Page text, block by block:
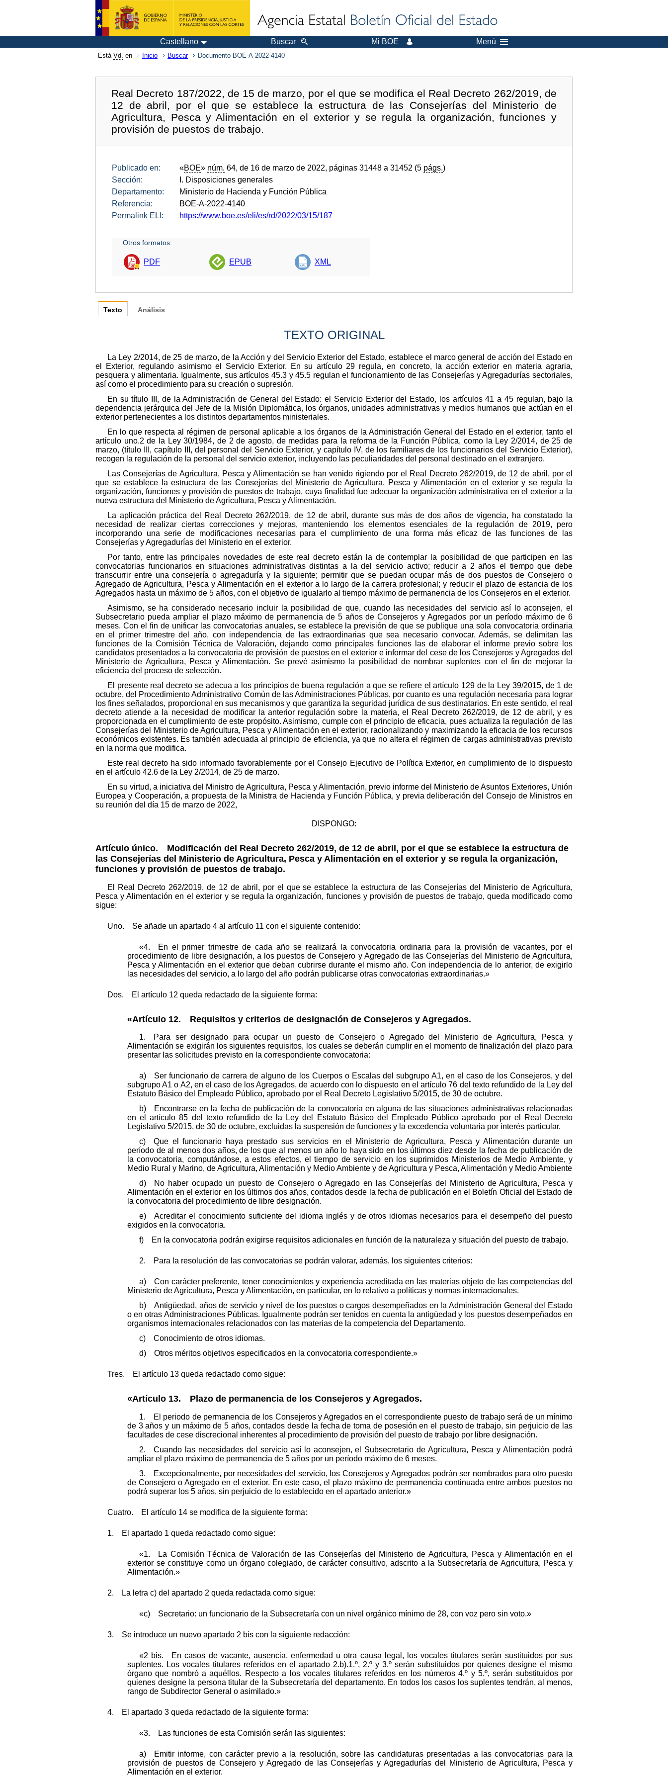
Castellano Buscar Mi BOE Menú
Está Vd. en Inicio Buscar Documento BOE-A-2022-4140
Real Decreto 187/2022, de 15 de marzo, por el que se modifica el Real Decreto 262/2019, de
12 de abril, por el que se establece la estructura de las Consejerías del Ministerio de
Agricultura, Pesca y Alimentación en el exterior y se regula la organización, funciones y
provisión de puestos de trabajo.
Publicado en: «BOE» núm. 64, de 16 de marzo de 2022, páginas 31448 a 31452 (5 págs.)
Sección:
I. Disposiciones generales
Departamento:
Ministerio de Hacienda y Función Pública
Referencia:
BOE-A-2022-4140
Permalink ELI:
https://www.boe.es/eli/es/rd/2022/03/15/187
Otros formatos:
PDF EPUB XML
Texto
TEXTO ORIGINAL
La Ley 2/2014, de 25 de marzo, de la Acción y del Servicio Exterior del Estado, establece el marco general de acción del Estado en
el Exterior, regulando asimismo el Servicio Exterior. En su artículo 29 regula, en concreto, la acción exterior en materia agraria,
pesquera y alimentaria. Igualmente, sus artículos 45.3 y 45.5 regulan el funcionamiento de las Consejerías y Agregadurías sectoriales,
así como el procedimiento para su creación o supresión.
En su título III, de la Administración de General del Estado: el Servicio Exterior del Estado, los artículos 41 a 45 regulan, bajo la
dependencia jerárquica del Jefe de la Misión Diplomática, los órganos, unidades administrativas y medios humanos que actúan en el
exterior pertenecientes a los distintos departamentos ministeriales.
En lo que respecta al régimen de personal aplicable a los órganos de la Administración General del Estado en el exterior, tanto el
artículo uno.2 de la Ley 30/1984, de 2 de agosto, de medidas para la reforma de la Función Pública, como la Ley 2/2014, de 25 de
marzo, (título III, capítulo III, del personal del Servicio Exterior, y capítulo IV, de los familiares de los funcionarios del Servicio Exterior),
recogen la regulación de la personal del servicio exterior, incluyendo las peculiaridades del personal destinado en el extranjero.
Las Consejerías de Agricultura, Pesca y Alimentación se han venido rigiendo por el Real Decreto 262/2019, de 12 de abril, por el
que se establece la estructura de las Consejerías del Ministerio de Agricultura, Pesca y Alimentación en el exterior y se regula la
organización, funciones y provisión de puestos de trabajo, cuya finalidad fue adecuar la organización administrativa en el exterior a la
nueva estructura del Ministerio de Agricultura, Pesca y Alimentación.
La aplicación práctica del Real Decreto 262/2019, de 12 de abril, durante sus más de dos años de vigencia, ha constatado la
necesidad de realizar ciertas correcciones y mejoras, manteniendo los elementos esenciales de la regulación de 2019, pero
incorporando una serie de modificaciones necesarias para el cumplimiento de una forma más eficaz de las funciones de las
Consejerías y Agregadurías del Ministerio en el exterior.
Por tanto, entre las principales novedades de este real decreto están la de contemplar la posibilidad de que participen en las
convocatorias funcionarios en situaciones administrativas distintas a la del servicio activo; reducir a 2 años el tiempo que debe
transcurrir entre una consejería o agregaduría y la siguiente; permitir que se puedan ocupar más de dos puestos de Consejero o
Agregado de Agricultura, Pesca y Alimentación en el exterior a lo largo de la carrera profesional; y reducir el plazo de estancia de los
Agregados hasta un máximo de 5 años, con el objetivo de igualarlo al tiempo máximo de permanencia de los Consejeros en el exterior.
Asimismo, se ha considerado necesario incluir la posibilidad de que, cuando las necesidades del servicio así lo aconsejen, el
Subsecretario pueda ampliar el plazo máximo de permanencia de 5 años de Consejeros y Agregados por un período máximo de 6
meses. Con el fin de unificar las convocatorias anuales, se establece la previsión de que se publique una sola convocatoria ordinaria
en el primer trimestre del año, con independencia de las extraordinarias que sea necesario convocar. Además, se delimitan las
funciones de la Comisión Técnica de Valoración, dejando como principales funciones las de elaborar el informe previo sobre los
candidatos presentados a la convocatoria de provisión de puestos en el exterior e informar del cese de los Consejeros y Agregados del
Ministerio de Agricultura, Pesca y Alimentación. Se prevé asimismo la posibilidad de nombrar suplentes con el fin de mejorar la
eficiencia del proceso de selección.
El presente real decreto se adecua a los principios de buena regulación a que se refiere el artículo 129 de la Ley 39/2015, de 1 de
octubre, del Procedimiento Administrativo Común de las Administraciones Públicas, por cuanto es una regulación necesaria para lograr
los fines señalados, proporcional en sus mecanismos y que garantiza la seguridad jurídica de sus destinatarios. En este sentido, el real
decreto atiende a la necesidad de modificar la anterior regulación sobre la materia, el Real Decreto 262/2019, de 12 de abril, y es
proporcionada en el cumplimiento de este propósito. Asimismo, cumple con el principio de eficacia, pues actualiza la regulación de las
Consejerías del Ministerio de Agricultura, Pesca y Alimentación en el exterior, racionalizando y maximizando la eficacia de los recursos
económicos existentes. Es también adecuada al principio de eficiencia, ya que no altera el régimen de cargas administrativas previsto
en la norma que modifica.
Este real decreto ha sido informado favorablemente por el Consejo Ejecutivo de Política Exterior, en cumplimiento de lo dispuesto
en el artículo 42.6 de la Ley 2/2014, de 25 de marzo.
En su virtud, a iniciativa del Ministro de Agricultura, Pesca y Alimentación, previo informe del Ministerio de Asuntos Exteriores, Unión
Europea y Cooperación, a propuesta de la Ministra de Hacienda y Función Pública, y previa deliberación del Consejo de Ministros en
su reunión del día 15 de marzo de 2022,
DISPONGO:
Artículo único. Modificación del Real Decreto 262/2019, de 12 de abril, por el que se establece la estructura de
las Consejerías del Ministerio de Agricultura, Pesca y Alimentación en el exterior y se regula la organización,
funciones y provisión de puestos de trabajo.
El Real Decreto 262/2019, de 12 de abril, por el que se establece la estructura de las Consejerías del Ministerio de Agricultura,
Pesca y Alimentación en el exterior y se regula la organización, funciones y provisión de puestos de trabajo, queda modificado como
sigue:
Uno. Se añade un apartado 4 al artículo 11 con el siguiente contenido:
«4. En el primer trimestre de cada año se realizará la convocatoria ordinaria para la provisión de vacantes, por el
procedimiento de libre designación, a los puestos de Consejero y Agregado de las Consejerías del Ministerio de Agricultura,
Pesca y Alimentación en el exterior que deban cubrirse durante el mismo año. Con independencia de lo anterior, de exigirlo
las necesidades del servicio, a lo largo del año podrán publicarse otras convocatorias extraordinarias.»
Dos. El artículo 12 queda redactado de la siguiente forma:
«Artículo 12. Requisitos y criterios de designación de Consejeros y Agregados.
1. Para ser designado para ocupar un puesto de Consejero o Agregado del Ministerio de Agricultura, Pesca y
Alimentación se exigirán los siguientes requisitos, los cuales se deberán cumplir en el momento de finalización del plazo para
presentar las solicitudes previsto en la correspondiente convocatoria:
a) Ser funcionario de carrera de alguno de los Cuerpos o Escalas del subgrupo A1, en el caso de los Consejeros, y del
subgrupo A1 o A2, en el caso de los Agregados, de acuerdo con lo dispuesto en el artículo 76 del texto refundido de la Ley del
Estatuto Básico del Empleado Público, aprobado por el Real Decreto Legislativo 5/2015, de 30 de octubre.
b) Encontrarse en la fecha de publicación de la convocatoria en alguna de las situaciones administrativas relacionadas
en el artículo 85 del texto refundido de la Ley del Estatuto Básico del Empleado Público aprobado por el Real Decreto
Legislativo 5/2015, de 30 de octubre, excluidas la suspensión de funciones y la excedencia voluntaria por interés particular.
c) Que el funcionario haya prestado sus servicios en el Ministerio de Agricultura, Pesca y Alimentación durante un
período de al menos dos años, de los que al menos un año lo haya sido en los últimos diez desde la fecha de publicación de
la convocatoria, computándose, a estos efectos, el tiempo de servicio en los suprimidos Ministerios de Medio Ambiente, y
Medio Rural y Marino, de Agricultura, Alimentación y Medio Ambiente y de Agricultura y Pesca, Alimentación y Medio Ambiente
d) No haber ocupado un puesto de Consejero o Agregado en las Consejerías del Ministerio de Agricultura, Pesca y
Alimentación en el exterior en los últimos dos años, contados desde la fecha de publicación en el Boletín Oficial del Estado de
la convocatoria del procedimiento de libre designación.
e) Acreditar el conocimiento suficiente del idioma inglés y de otros idiomas necesarios para el desempeño del puesto
exigidos en la convocatoria.
f) En la convocatoria podrán exigirse requisitos adicionales en función de la naturaleza y situación del puesto de trabajo.
2. Para la resolución de las convocatorias se podrán valorar, además, los siguientes criterios:
a) Con carácter preferente, tener conocimientos y experiencia acreditada en las materias objeto de las competencias del
Ministerio de Agricultura, Pesca y Alimentación, en particular, en lo relativo a políticas y normas internacionales.
b) Antigüedad, años de servicio y nivel de los puestos o cargos desempeñados en la Administración General del Estado
o en otras Administraciones Públicas. Igualmente podrán ser tenidos en cuenta la antigüedad y los puestos desempeñados en
organismos internacionales relacionados con las materias de la competencia del Departamento.
c) Conocimiento de otros idiomas.
d) Otros méritos objetivos especificados en la convocatoria correspondiente.»
Tres. El artículo 13 queda redactado como sigue:
«Artículo 13. Plazo de permanencia de los Consejeros y Agregados.
1. El periodo de permanencia de los Consejeros y Agregados en el correspondiente puesto de trabajo será de un mínimo
de 3 años y un máximo de 5 años, contados desde la fecha de toma de posesión en el puesto de trabajo, sin perjuicio de las
facultades de cese discrecional inherentes al procedimiento de provisión del puesto de trabajo por libre designación.
2. Cuando las necesidades del servicio así lo aconsejen, el Subsecretario de Agricultura, Pesca y Alimentación podrá
ampliar el plazo máximo de permanencia de 5 años por un período máximo de 6 meses.
3. Excepcionalmente, por necesidades del servicio, los Consejeros y Agregados podrán ser nombrados para otro puesto
de Consejero o Agregado en el exterior. En este caso, el plazo máximo de permanencia continuada entre ambos puestos no
podrá superar los 5 años, sin perjuicio de lo establecido en el apartado anterior.»
Cuatro. El artículo 14 se modifica de la siguiente forma:
1. El apartado 1 queda redactado como sigue:
«1. La Comisión Técnica de Valoración de las Consejerías del Ministerio de Agricultura, Pesca y Alimentación en el
exterior se constituye como un órgano colegiado, de carácter consultivo, adscrito a la Subsecretaría de Agricultura, Pesca y
Alimentación.»
2. La letra c) del apartado 2 queda redactada como sigue:
«c) Secretario: un funcionario de la Subsecretaría con un nivel orgánico mínimo de 28, con voz pero sin voto.»
3. Se introduce un nuevo apartado 2 bis con la siguiente redacción:
«2 bis. En casos de vacante, ausencia, enfermedad u otra causa legal, los vocales titulares serán sustituidos por sus
suplentes. Los vocales titulares referidos en el apartado 2.b).1.º, 2.º y 3.º serán substituidos por quienes designe el mismo
órgano que nombró a aquéllos. Respecto a los vocales titulares referidos en los números 4.º y 5.º, serán substituidos por
quienes designe la persona titular de la Subsecretaría del departamento. En todos los casos los suplentes tendrán, al menos,
rango de Subdirector General o asimilado.»
4. El apartado 3 queda redactado de la siguiente forma:
«3. Las funciones de esta Comisión serán las siguientes:
a) Emitir informe, con carácter previo a la resolución, sobre las candidaturas presentadas a las convocatorias para la
provisión de puestos de Consejero y Agregado de las Consejerías y Agregadurías del Ministerio de Agricultura, Pesca y
Alimentación en el exterior.
Análisis